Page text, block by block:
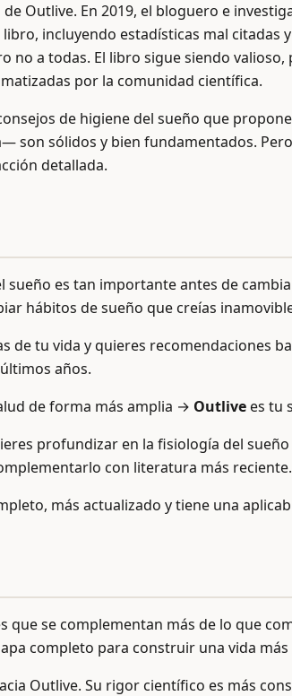
Outlive. En 2019, el bloguero e
incluyendo estadísticas mal
no a todas. El libro sigue siendo
por la comunidad científica.
de higiene del sueño que
son sólidos y bien fundamentados.
detallada.
sueño es tan importante antes de
hábitos de sueño que creías
tu vida y quieres recomendaciones
años.
de forma más amplia → Outlivees tu
profundizar en la fisiología del
con literatura más reciente.
más actualizado y tiene una
se complementan más de lo que
completo para construir una vida más
Outlive. Su rigor científico es más